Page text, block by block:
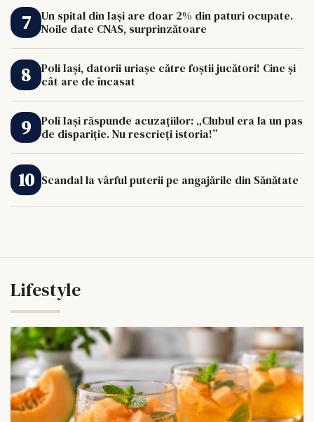
Un spital din Iași are doar 2% din paturi ocupate.
Noile date CNAS, surprinzătoare
Poli Iași, datorii uriașe către foștii jucători! Cine și
cât are de încasat
Poli Iași răspunde acuzațiilor: „Clubul era la un pas
de dispariție. Nu rescrieți istoria!”
Scandal la vârful puterii pe angajările din Sănătate
Lifestyle